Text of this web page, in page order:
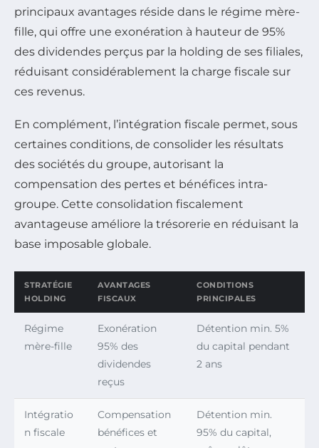
principaux avantages réside dans le régime mère-
fille, qui offre une exonération à hauteur de 95%
des dividendes perçus par la holding de ses filiales,
réduisant considérablement la charge fiscale sur
ces revenus.
En complément, l’intégration fiscale permet, sous
certaines conditions, de consolider les résultats
des sociétés du groupe, autorisant la
compensation des pertes et bénéfices intra-
groupe. Cette consolidation fiscalement
avantageuse améliore la trésorerie en réduisant la
base imposable globale.
STRATÉGIE
HOLDING
AVANTAGES
FISCAUX
CONDITIONS
PRINCIPALES
Régime
mère-fille
Exonération
95% des
dividendes
reçus
Détention min. 5%
du capital pendant
2 ans
Intégratio
n fiscale
Compensation
bénéfices et
Détention min.
95% du capital,